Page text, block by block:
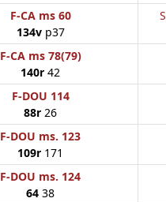
F-CA ms 60
134vp37
F-CA ms 78(79)
140r 42
F-DOU 114
88r 26
F-DOU ms. 123
109r 171
F-DOU ms. 124
64 38